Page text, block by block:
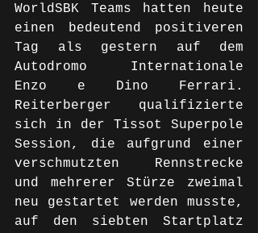
WorldSBK Teams hatten heute
einen bedeutend positiveren
Tag als gestern auf dem
Autodromo Internationale
Enzo e Dino Ferrari.
Reiterberger qualifizierte
sich in der Tissot Superpole
Session, die aufgrund einer
verschmutzten Rennstrecke
und mehrerer Stürze zweimal
neu gestartet werden musste,
auf den siebten Startplatz